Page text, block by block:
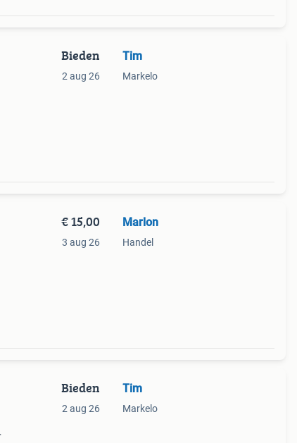
Bieden
2 aug 26
Tim
Markelo
€ 15,00
3 aug 26
Marlon
Handel
Bieden
2 aug 26
Tim
Markelo